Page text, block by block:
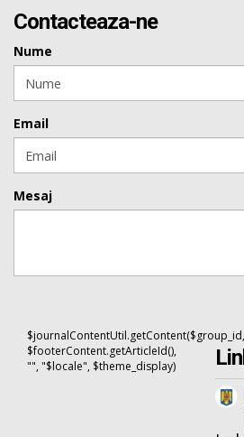
Contacteaza-ne
Nume
Email
Mesaj
$journalContentUtil.getContent($group_id,
$footerContent.getArticleId(),
"", "$locale", $theme_display)